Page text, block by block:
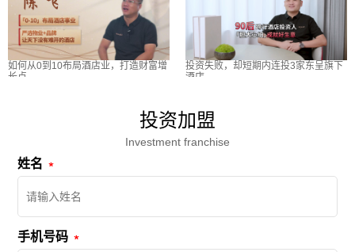
如何从0到10布局酒店业，打造财富增
长点
投资失败，却短期内连投3家东呈旗下
酒店
投资加盟
Investment franchise
姓名
手机号码